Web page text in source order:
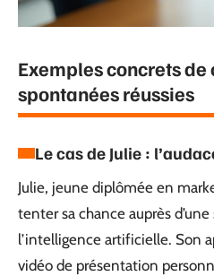
Exemples concrets
spontanées réussies
Le cas de Julie :
Julie, jeune diplômée en
tenter sa chance auprès
l’intelligence artificielle. Son
vidéo de présentation